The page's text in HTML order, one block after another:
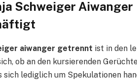
Schweiger Aiwanger
aiwanger getrennt ist in den
ob an den kursierenden
lediglich um Spekulationen